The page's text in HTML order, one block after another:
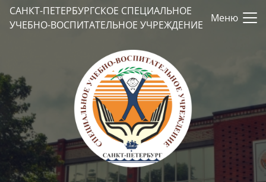
САНКТ-ПЕТЕРБУРГСКОЕ СПЕЦИАЛЬНОЕ
УЧЕБНО-ВОСПИТАТЕЛЬНОЕ УЧРЕЖДЕНИЕ
Меню